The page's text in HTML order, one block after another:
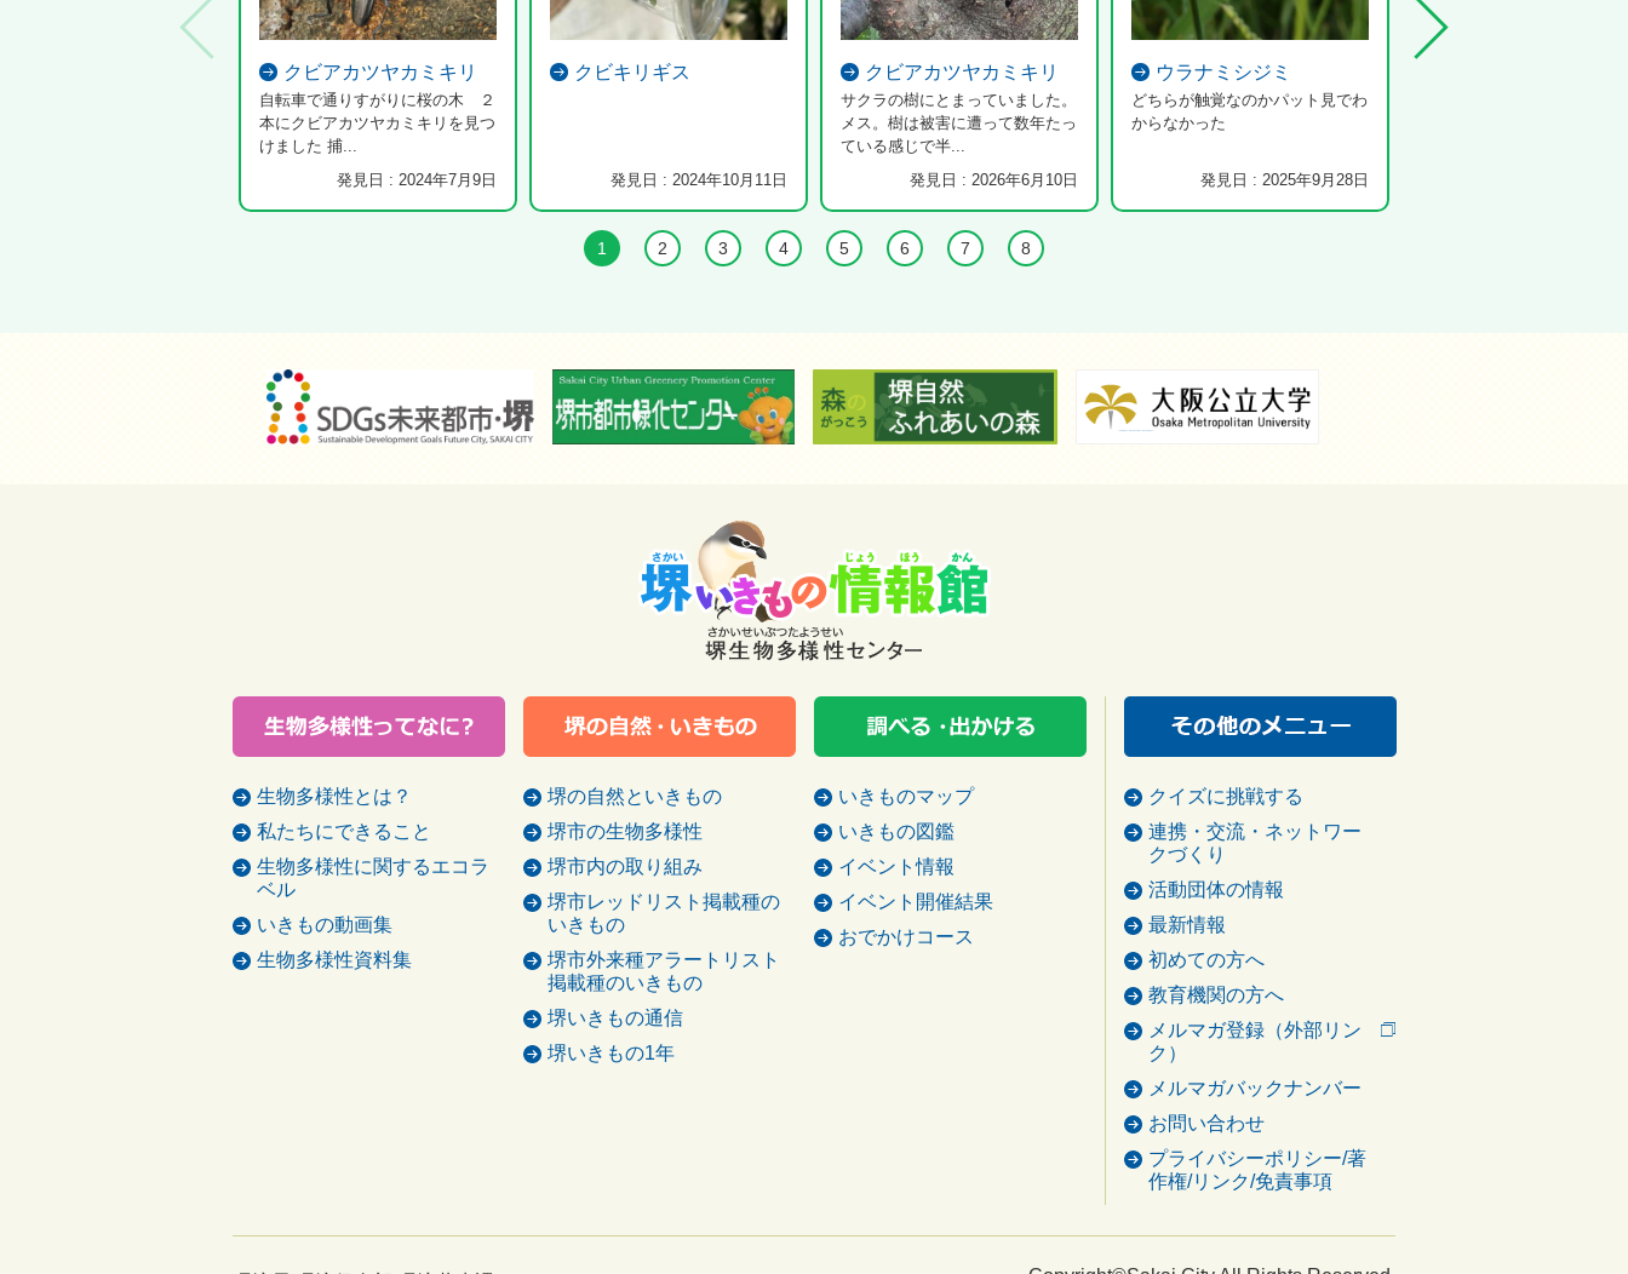
クビアカツヤカミキリ
自転車で通りすがりに桜の木 ２
本にクビアカツヤカミキリを見つ
けました 捕...
発見日 : 2024年7月9日
クビキリギス
発見日 : 2024年10月11日
クビアカツヤカミキリ
サクラの樹にとまっていました。
メス。樹は被害に遭って数年たっ
ている感じで半...
発見日 : 2026年6月10日
ウラナミシジミ
どちらが触覚なのかパット見でわ
からなかった
発見日 : 2025年9月28日
1 2 3 4 5 6 7 8
生物多様性とは？
私たちにできること
生物多様性に関するエコラ
ベル
いきもの動画集
生物多様性資料集
堺の自然といきもの
堺市の生物多様性
堺市内の取り組み
堺市レッドリスト掲載種の
いきもの
堺市外来種アラートリスト
掲載種のいきもの
堺いきもの通信
堺いきもの1年
いきものマップ
いきもの図鑑
イベント情報
イベント開催結果
おでかけコース
クイズに挑戦する
連携・交流・ネットワー
クづくり
活動団体の情報
最新情報
初めての方へ
教育機関の方へ
メルマガ登録（外部リン
ク）
メルマガバックナンバー
お問い合わせ
プライバシーポリシー/著
作権/リンク/免責事項